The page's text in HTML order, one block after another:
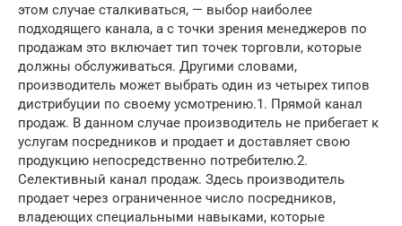
этом случае сталкиваться, — выбор наиболее
подходящего канала, а с точки зрения менеджеров по
продажам это включает тип точек торговли, которые
должны обслуживаться. Другими словами,
производитель может выбрать один из четырех типов
дистрибуции по своему усмотрению.1. Прямой канал
продаж. В данном случае производитель не прибегает к
услугам посредников и продает и доставляет свою
продукцию непосредственно потребителю.2.
Селективный канал продаж. Здесь производитель
продает через ограниченное число посредников,
владеющих специальными навыками, которые